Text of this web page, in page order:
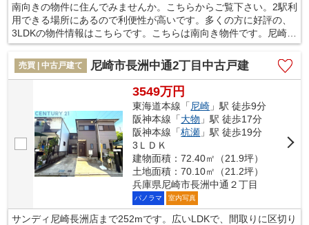
南向きの物件に住んでみませんか。こちらからご覧下さい。2駅利
用できる場所にあるので利便性が高いです。多くの方に好評の、
3LDKの物件情報はこちらです。こちらは南向き物件です。尼崎市
にある一戸建てのお問い合わせは、当社が承っております。マイ
ホームの購入を検討しているお客様のサポートを致します。
売買 | 中古戸建て 尼崎市長洲中通2丁目中古戸建
3549万円
東海道本線「 尼崎 」駅 徒歩9分
阪神本線「大物 」駅 徒歩17分
阪神本線「杭瀬 」駅 徒歩19分
3ＬＤＫ
建物面積：72.40㎡（21.9坪）
土地面積：70.10㎡（21.2坪）
兵庫県尼崎市長洲中通２丁目
パノラマ 室内写真
サンディ尼崎長洲店まで252mです。広いLDKで、間取りに区切り